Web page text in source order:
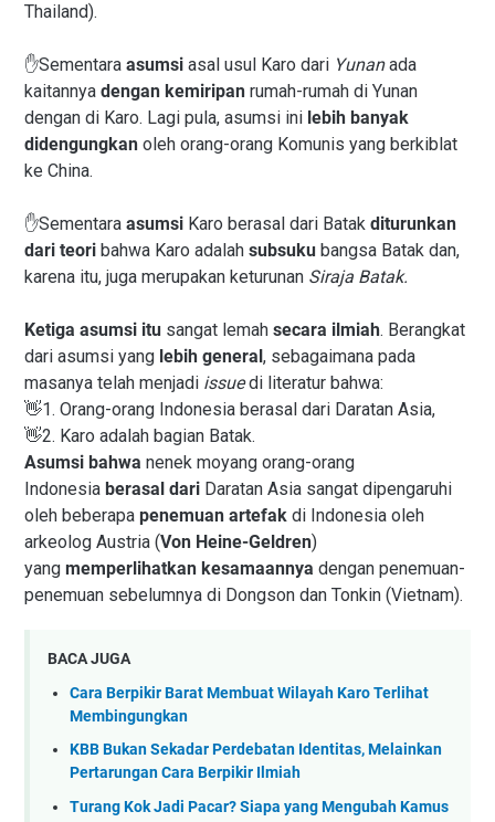
Thailand).
✋Sementara asumsi asal usul Karo dari Yunanada
kaitannya dengan kemiripan rumah-rumah di Yunan
dengan di Karo. Lagi pula, asumsi ini lebih banyak
didengungkan oleh orang-orang Komunis yang berkiblat
ke China.
✋Sementara asumsi Karo berasal dari Batak diturunkan
dari teori bahwa Karo adalah subsuku bangsa Batak dan,
karena itu, juga merupakan keturunan Siraja Batak.
Ketiga asumsi itu sangat lemah secara ilmiah. Berangkat
dari asumsi yang lebih general, sebagaimana pada
masanya telah menjadi issuedi literatur bahwa:
👋1. Orang-orang Indonesia berasal dari Daratan Asia,
👋2. Karo adalah bagian Batak.
Asumsi bahwa nenek moyang orang-orang
Indonesia berasal dari Daratan Asia sangat dipengaruhi
oleh beberapa penemuan artefak di Indonesia oleh
arkeolog Austria (Von Heine-Geldren)
yang memperlihatkan kesamaannya dengan penemuan-
penemuan sebelumnya di Dongson dan Tonkin (Vietnam).
BACA JUGA
Cara Berpikir Barat Membuat Wilayah Karo Terlihat
Membingungkan
KBB Bukan Sekadar Perdebatan Identitas, Melainkan
Pertarungan Cara Berpikir Ilmiah
Turang Kok Jadi Pacar? Siapa yang Mengubah Kamus